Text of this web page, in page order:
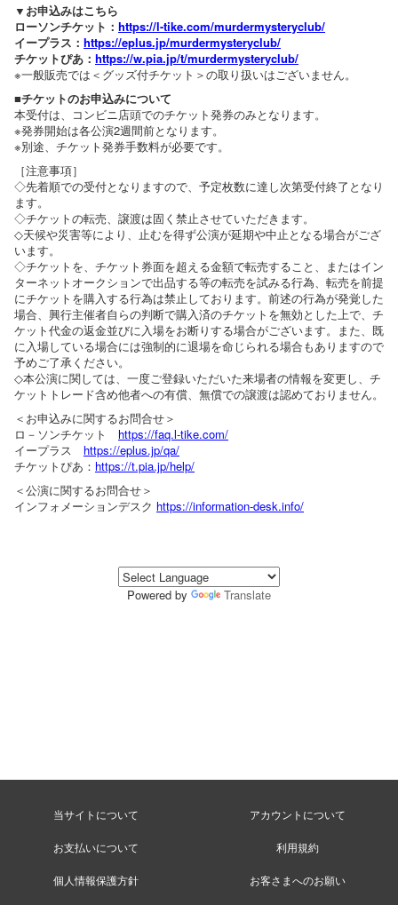
▼お申込みはこちら
ローソンチケット： https://l-tike.com/murdermysteryclub/
イープラス： https://eplus.jp/murdermysteryclub/
チケットぴあ： https://w.pia.jp/t/murdermysteryclub/
※一般販売では＜グッズ付チケット＞の取り扱いはございません。
■チケットのお申込みについて
本受付は、コンビニ店頭でのチケット発券のみとなります。
※発券開始は各公演2週間前となります。
※別途、チケット発券手数料が必要です。
［注意事項］
◇先着順での受付となりますので、予定枚数に達し次第受付終了となり
ます。
◇チケットの転売、譲渡は固く禁止させていただきます。
◇天候や災害等により、止むを得ず公演が延期や中止となる場合がござ
います。
◇チケットを、チケット券面を超える金額で転売すること、またはイン
ターネットオークションで出品する等の転売を試みる行為、転売を前提
にチケットを購入する行為は禁止しております。前述の行為が発覚した
場合、興行主催者自らの判断で購入済のチケットを無効とした上で、チ
ケット代金の返金並びに入場をお断りする場合がございます。また、既
に入場している場合には強制的に退場を命じられる場合もありますので
予めご了承ください。
◇本公演に関しては、一度ご登録いただいた来場者の情報を変更し、チ
ケットトレード含め他者への有償、無償での譲渡は認めておりません。
＜お申込みに関するお問合せ＞
ロ－ソンチケット https://faq.l-tike.com/
イープラス https://eplus.jp/qa/
チケットぴあ： https://t.pia.jp/help/
＜公演に関するお問合せ＞
インフォメーションデスク https://information-desk.info/
Powered by Translate
当サイトについて アカウントについて
お支払いについて 利用規約
個人情報保護方針 お客さまへのお願い